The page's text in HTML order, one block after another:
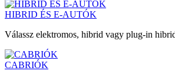
HIBRID ÉS E-AUTÓK
Válassz elektromos, hibrid vagy plug-in
CABRIÓK